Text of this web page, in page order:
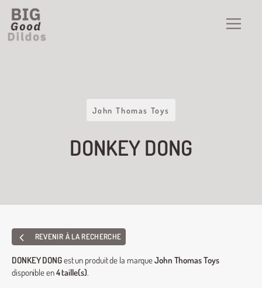
John Thomas Toys
DONKEY DONG
REVENIR À LA RECHERCHE
DONKEY DONGest un produit de la marqueJohn Thomas Toys
disponible en4 taille(s).